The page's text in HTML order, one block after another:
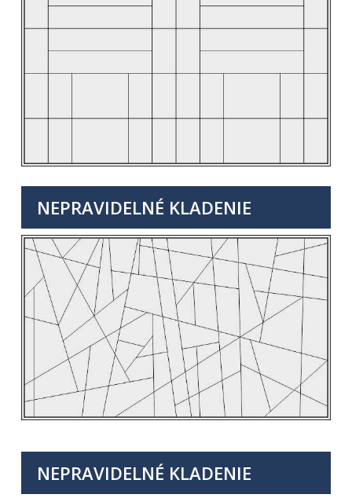
NEPRAVIDELNÉ KLADENIE
NEPRAVIDELNÉ KLADENIE